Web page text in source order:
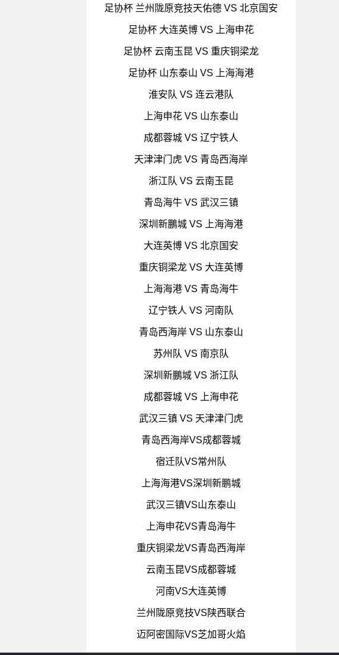
足协杯 兰州陇原竞技天佑德 VS 北京国安
足协杯 大连英博 VS 上海申花
足协杯 云南玉昆 VS 重庆铜梁龙
足协杯 山东泰山 VS 上海海港
淮安队 VS 连云港队
上海申花 VS 山东泰山
成都蓉城 VS 辽宁铁人
天津津门虎 VS 青岛西海岸
浙江队 VS 云南玉昆
青岛海牛 VS 武汉三镇
深圳新鵬城 VS 上海海港
大连英博 VS 北京国安
重庆铜梁龙 VS 大连英博
上海海港 VS 青岛海牛
辽宁铁人 VS 河南队
青岛西海岸 VS 山东泰山
苏州队 VS 南京队
深圳新鵬城 VS 浙江队
成都蓉城 VS 上海申花
武汉三镇 VS 天津津门虎
青岛西海岸VS成都蓉城
宿迁队VS常州队
上海海港VS深圳新鹏城
武汉三镇VS山东泰山
上海申花VS青岛海牛
重庆铜梁龙VS青岛西海岸
云南玉昆VS成都蓉城
河南VS大连英博
兰州陇原竞技VS陕西联合
迈阿密国际VS芝加哥火焰